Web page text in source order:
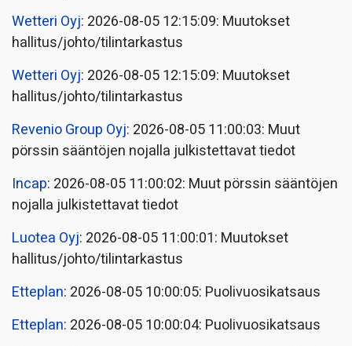
Wetteri Oyj: 2026-08-05 12:15:09: Muutokset
hallitus/johto/tilintarkastus
Wetteri Oyj: 2026-08-05 12:15:09: Muutokset
hallitus/johto/tilintarkastus
Revenio Group Oyj: 2026-08-05 11:00:03: Muut
pörssin sääntöjen nojalla julkistettavat tiedot
Incap: 2026-08-05 11:00:02: Muut pörssin sääntöjen
nojalla julkistettavat tiedot
Luotea Oyj: 2026-08-05 11:00:01: Muutokset
hallitus/johto/tilintarkastus
Etteplan: 2026-08-05 10:00:05: Puolivuosikatsaus
Etteplan: 2026-08-05 10:00:04: Puolivuosikatsaus